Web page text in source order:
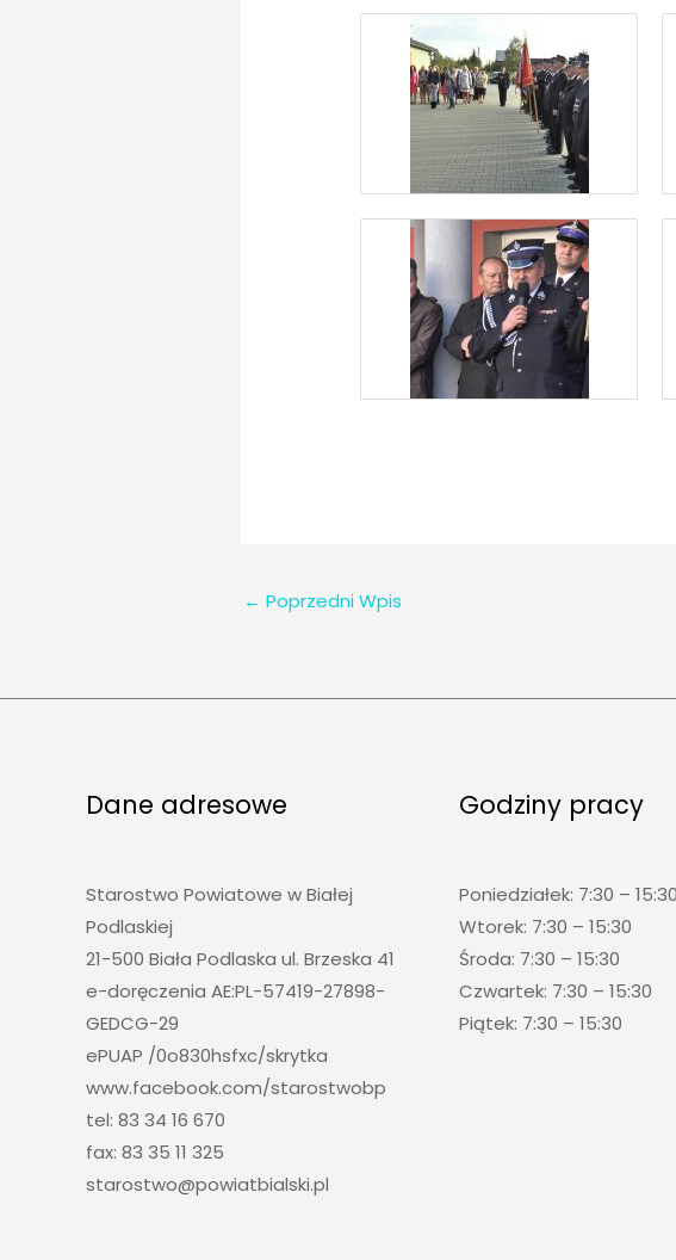
← Poprzedni Wpis
Dane adresowe
Starostwo Powiatowe w Białej
Podlaskiej
21-500 Biała Podlaska ul. Brzeska 41
e-doręczenia AE:PL-57419-27898-
GEDCG-29
ePUAP /0o830hsfxc/skrytka
www.facebook.com/starostwobp
tel: 83 34 16 670
fax: 83 35 11 325
starostwo@powiatbialski.pl
Godziny pracy
Poniedziałek: 7:30 – 15:30
Wtorek: 7:30 – 15:30
Środa: 7:30 – 15:30
Czwartek: 7:30 – 15:30
Piątek: 7:30 – 15:30